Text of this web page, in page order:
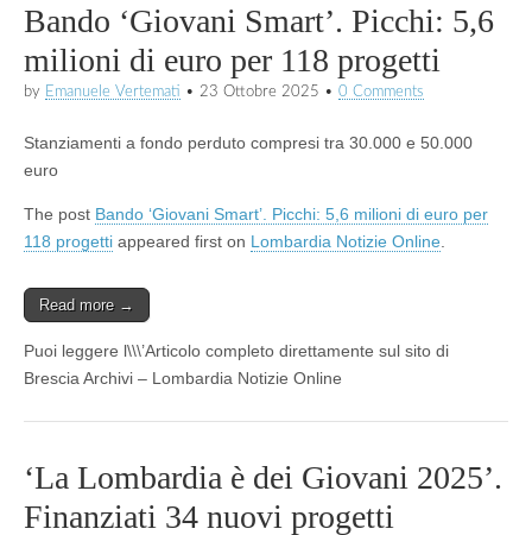
Bando ‘Giovani Smart’. Picchi: 5,6
milioni di euro per 118 progetti
by Emanuele Vertemati • 23 Ottobre 2025 • 0 Comments
Stanziamenti a fondo perduto compresi tra 30.000 e 50.000
euro
The post Bando ‘Giovani Smart’. Picchi: 5,6 milioni di euro per
118 progetti appeared first on Lombardia Notizie Online
Read more →
Puoi leggere l\\\’Articolo completo direttamente sul sito di
Brescia Archivi – Lombardia Notizie Online
‘La Lombardia è dei Giovani 2025’.
Finanziati 34 nuovi progetti